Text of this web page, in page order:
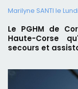
Marilyne SANTI le
Le PGHM de
Haute-Corse
secours et